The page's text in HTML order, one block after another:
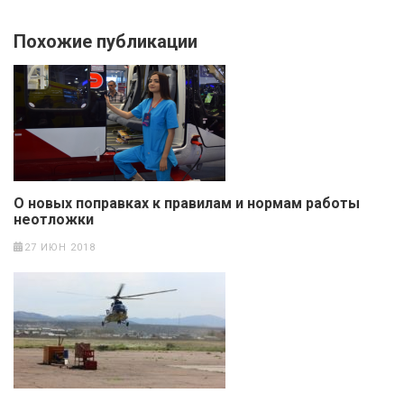
Похожие публикации
О новых поправках к правилам и нормам работы
неотложки
27 ИЮН 2018